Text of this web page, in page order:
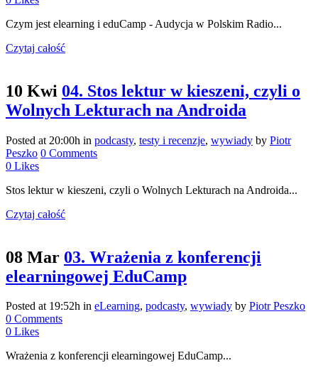
Czym jest elearning i eduCamp - Audycja w Polskim Radio...
Czytaj całość
10 Kwi 04. Stos lektur w kieszeni, czyli o
Wolnych Lekturach na Androida
Posted at 20:00h in podcasty, testy i recenzje, wywiady by Piotr
Peszko 0 Comments
0 Likes
Stos lektur w kieszeni, czyli o Wolnych Lekturach na Androida...
Czytaj całość
08 Mar 03. Wrażenia z konferencji
elearningowej EduCamp
Posted at 19:52h in eLearning, podcasty, wywiady by Piotr Peszko
0 Comments
0 Likes
Wrażenia z konferencji elearningowej EduCamp...